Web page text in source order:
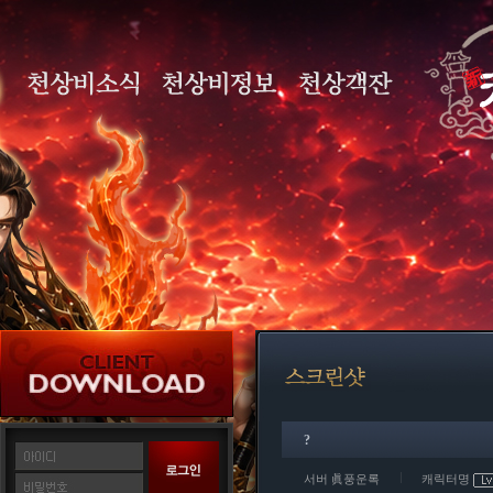
?
서버 眞풍운록 캐릭터명